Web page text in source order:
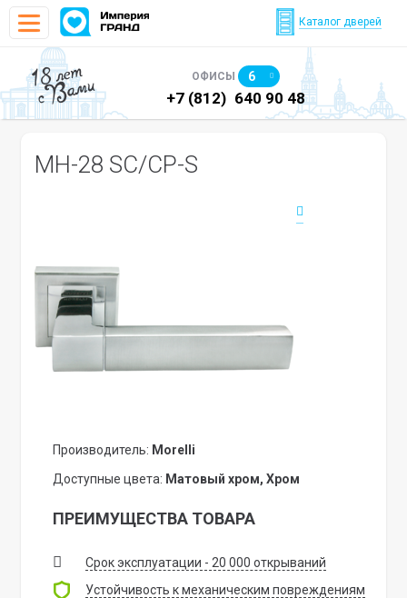
Каталог дверей
18 лет
с Вами ОФИСЫ 6
640 90 48 +7 (812) 640 90 48
MH-28 SC/CP-S
Производитель: Morelli
Доступные цвета: Матовый хром, Хром
ПРЕИМУЩЕСТВА ТОВАРА
Срок эксплуатации - 20 000 открываний
Устойчивость к механическим повреждениям